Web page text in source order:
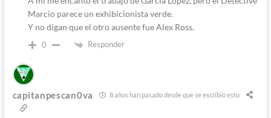
Marcio parece un exhibicionista verde.
Y no digan que el otro ausente fue Alex Ross.
0 Responder
capitanpescan0va 8 años han pasado desde que se escribió esto